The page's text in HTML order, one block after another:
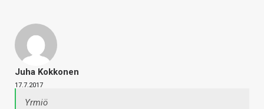
Juha Kokkonen
17.7.2017
Yrmiö